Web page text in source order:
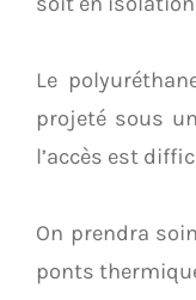
Le
projeté sous
l’accès est
On prendra
ponts